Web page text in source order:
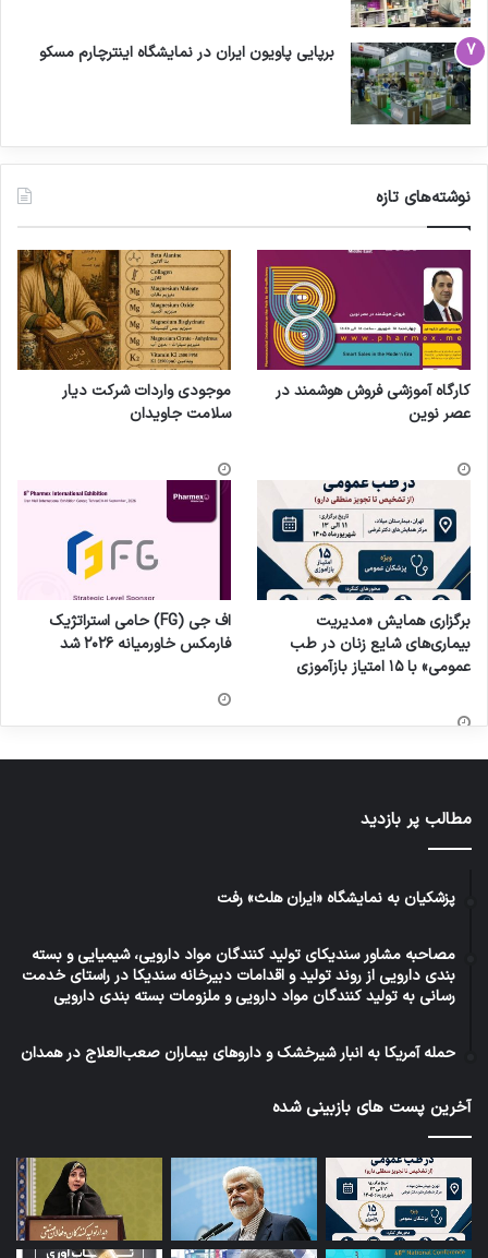
برپایی پاویون ایران در نمایشگاه اینترچارم مسکو
نوشته‌های تازه
کارگاه آموزشی فروش هوشمند در
عصر نوین
موجودی واردات شرکت دیار
سلامت جاویدان
برگزاری همایش «مدیریت
بیماری‌های شایع زنان در طب
عمومی» با ۱۵ امتیاز بازآموزی
اف جی (FG) حامی استراتژیک
فارمکس خاورمیانه ۲۰۲۶ شد
مطالب پر بازدید
پزشکیان به نمایشگاه «ایران هلث» رفت
مصاحبه مشاور سندیکای تولید کنندگان مواد دارویی، شیمیایی و بسته
بندی دارویی از روند تولید و اقدامات دبیرخانه سندیکا در راستای خدمت
رسانی به تولید کنندگان مواد دارویی و ملزومات بسته بندی دارویی
حمله آمریکا به انبار شیرخشک و داروهای بیماران صعب‌العلاج در همدان
آخرین پست های بازبینی شده